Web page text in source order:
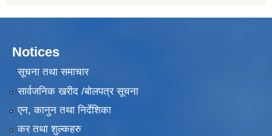
Notices
सूचना तथा समाचार
सार्वजनिक खरीद /बोलपत्र सूचना
एन, कानुन तथा निर्देशिका
कर तथा शुल्कहरु